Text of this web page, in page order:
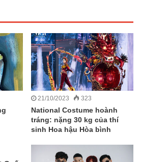
21/10/2023 323
National Costume hoành
tráng: nặng 30 kg của thí
sinh Hoa hậu Hòa bình